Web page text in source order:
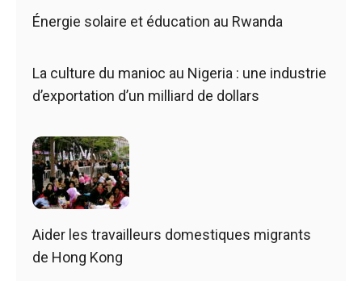
Énergie solaire et éducation au Rwanda
La culture du manioc au Nigeria : une industrie
d’exportation d’un milliard de dollars
Aider les travailleurs domestiques migrants
de Hong Kong